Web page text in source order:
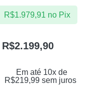
R$2.199,90
Em até 10x de
R$219,99 sem juros
R$1.979,91 no Pix